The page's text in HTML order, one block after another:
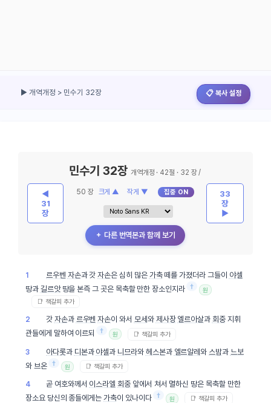
▶ 개역개정 > 민수기 32장 📋 복사 설정
◀
31
장
민수기 32장 개역개정 · 42절 · 32 장 /
50 장 크게 ▲ 작게 ▼ 집중 ON
＋ 다른 번역본과 함께 보기
33
장
▶
1 르우벤 자손과 갓자손은 심히 많은 가축떼를 가졌더라 그들이 야셀
땅과 길르앗땅을 본즉 그 곳은 목축할 만한 장소인지라 † 원
📑 책갈피 추가
2 갓 자손과 르우벤 자손이 와서 모세 와 제사장 엘르아살과 회중지휘
관들에게 말하여 이르되
† 원 📑 책갈피 추가
3 아다롯과 디본과 야셀과 니므라와 헤스본과 엘르알레와 스밤과 느보
와 브온 † 원 📑 책갈피 추가
4 곧 여호와께서 이스라엘 회중 앞에서 쳐서 멸하신 땅은 목축할 만한
장소요 당신의 종들에게는가축이 있나이다 † 원 📑 책갈피 추가